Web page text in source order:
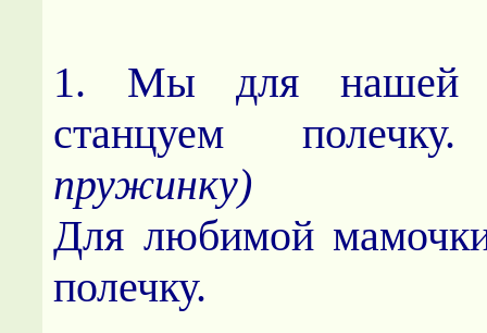
1. Мы для нашей
станцуем
пружинку)
Для любимой
полечку.